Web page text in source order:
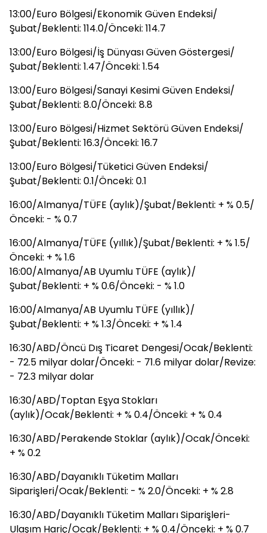
13:00/Euro Bölgesi/Ekonomik Güven Endeksi/
Şubat/Beklenti: 114.0/Önceki: 114.7
13:00/Euro Bölgesi/İş Dünyası Güven Göstergesi/
Şubat/Beklenti: 1.47/Önceki: 1.54
13:00/Euro Bölgesi/Sanayi Kesimi Güven Endeksi/
Şubat/Beklenti: 8.0/Önceki: 8.8
13:00/Euro Bölgesi/Hizmet Sektörü Güven Endeksi/
Şubat/Beklenti: 16.3/Önceki: 16.7
13:00/Euro Bölgesi/Tüketici Güven Endeksi/
Şubat/Beklenti: 0.1/Önceki: 0.1
16:00/Almanya/TÜFE (aylık)/Şubat/Beklenti: + % 0.5/
Önceki: - % 0.7
16:00/Almanya/TÜFE (yıllık)/Şubat/Beklenti: + % 1.5/
Önceki: + % 1.6
16:00/Almanya/AB Uyumlu TÜFE (aylık)/
Şubat/Beklenti: + % 0.6/Önceki: - % 1.0
16:00/Almanya/AB Uyumlu TÜFE (yıllık)/
Şubat/Beklenti: + % 1.3/Önceki: + % 1.4
16:30/ABD/Öncü Dış Ticaret Dengesi/Ocak/Beklenti:
- 72.5 milyar dolar/Önceki: - 71.6 milyar dolar/Revize:
- 72.3 milyar dolar
16:30/ABD/Toptan Eşya Stokları
(aylık)/Ocak/Beklenti: + % 0.4/Önceki: + % 0.4
16:30/ABD/Perakende Stoklar (aylık)/Ocak/Önceki:
+ % 0.2
16:30/ABD/Dayanıklı Tüketim Malları
Siparişleri/Ocak/Beklenti: - % 2.0/Önceki: + % 2.8
16:30/ABD/Dayanıklı Tüketim Malları Siparişleri-
Ulaşım Hariç/Ocak/Beklenti: + % 0.4/Önceki: + % 0.7